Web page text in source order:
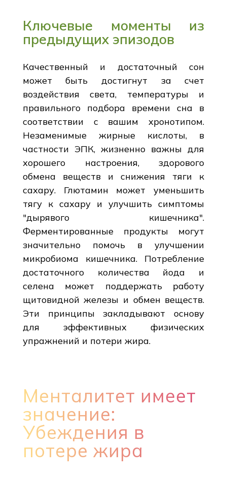
Ключевые моменты из
предыдущих эпизодов
Качественный и достаточный сон
может быть достигнут за счет
воздействия света, температуры и
правильного подбора времени сна в
соответствии с вашим хронотипом.
Незаменимые жирные кислоты, в
частности ЭПК, жизненно важны для
хорошего настроения, здорового
обмена веществ и снижения тяги к
сахару. Глютамин может уменьшить
тягу к сахару и улучшить симптомы
"дырявого кишечника".
Ферментированные продукты могут
значительно помочь в улучшении
микробиома кишечника. Потребление
достаточного количества йода и
селена может поддержать работу
щитовидной железы и обмен веществ.
Эти принципы закладывают основу
для эффективных физических
упражнений и потери жира.
Менталитет имеет
значение:
Убеждения в
потере жира